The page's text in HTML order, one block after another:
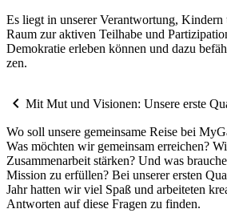
Es liegt in un­se­rer Ver­ant­wor­tung, Kin­dern
Raum zur ak­ti­ven Teil­ha­be und
De­mo­kra­tie er­le­ben kön­nen und dazu
zen.
chevron_left Mit Mut und Visionen: Unsere erste
Wo soll unsere gemeinsame Reise bei
Was möchten wir gemeinsam erreichen?
Zusammenarbeit stärken? Und was
Mission zu erfüllen? Bei unserer ersten
Jahr hatten wir viel Spaß und arbeiteten
Antworten auf diese Fragen zu finden.